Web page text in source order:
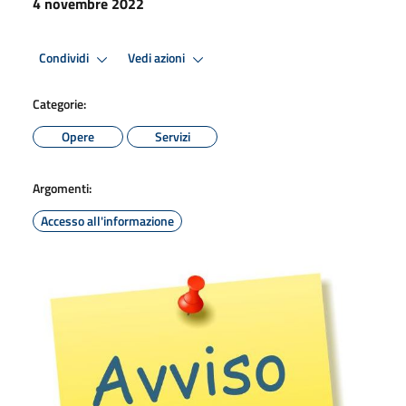
Condividi Vedi azioni
Categorie:
Opere
Servizi
Argomenti:
Accesso all'informazione